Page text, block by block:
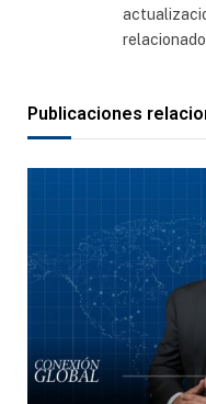
Publicaciones